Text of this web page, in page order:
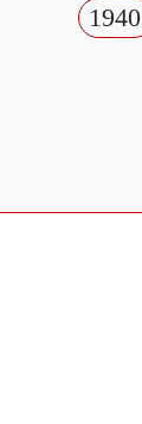
1940